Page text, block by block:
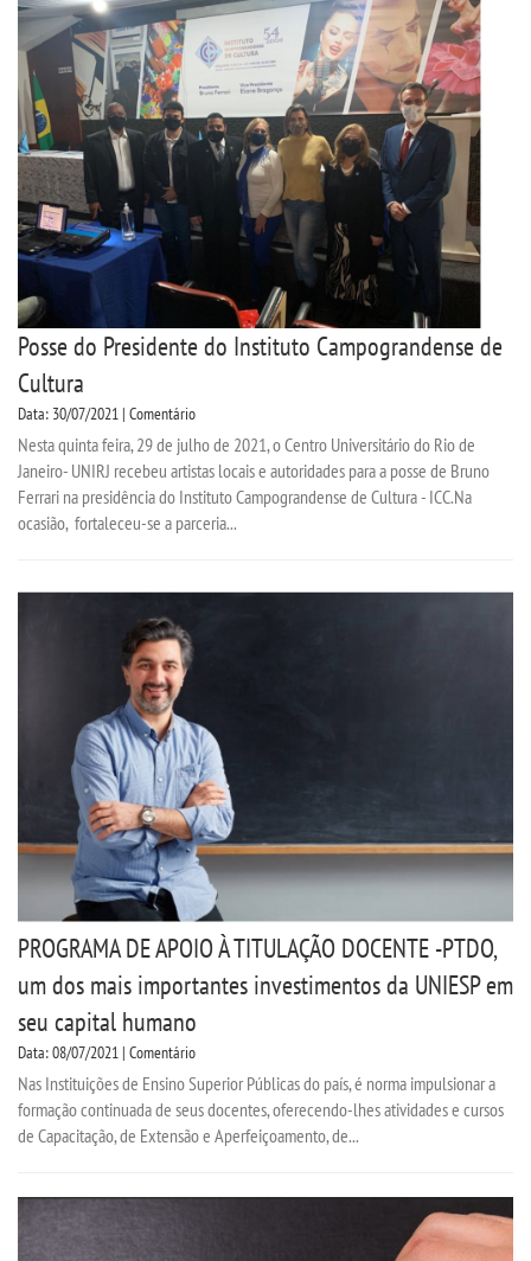
Posse do Presidente do Instituto Campograndense de
Cultura
Data: 30/07/2021 | Comentário
Nesta quinta feira, 29 de julho de 2021, o Centro Universitário do Rio de
Janeiro- UNIRJ recebeu artistas locais e autoridades para a posse de Bruno
Ferrari na presidência do Instituto Campograndense de Cultura - ICC.Na
ocasião, fortaleceu-se a parceria...
PROGRAMA DE APOIO À TITULAÇÃO DOCENTE -PTDO,
um dos mais importantes investimentos da UNIESP em
seu capital humano
Data: 08/07/2021 | Comentário
Nas Instituições de Ensino Superior Públicas do país, é norma impulsionar a
formação continuada de seus docentes, oferecendo-lhes atividades e cursos
de Capacitação, de Extensão e Aperfeiçoamento, de...